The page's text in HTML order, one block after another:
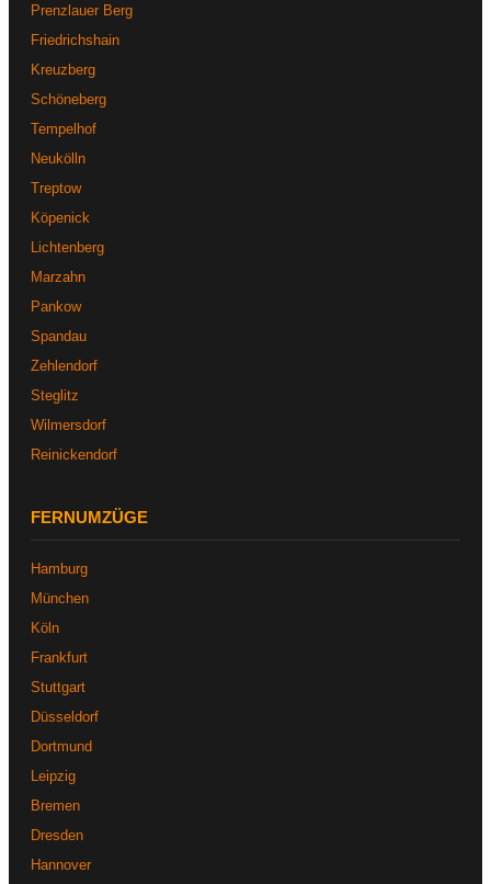
Prenzlauer Berg
Friedrichshain
Kreuzberg
Schöneberg
Tempelhof
Neukölln
Treptow
Köpenick
Lichtenberg
Marzahn
Pankow
Spandau
Zehlendorf
Steglitz
Wilmersdorf
Reinickendorf
FERNUMZÜGE
Hamburg
München
Köln
Frankfurt
Stuttgart
Düsseldorf
Dortmund
Leipzig
Bremen
Dresden
Hannover